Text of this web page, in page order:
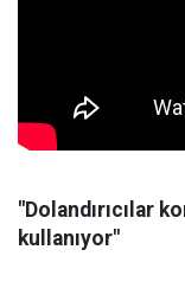
"Dolandırıcılar
kullanıyor"